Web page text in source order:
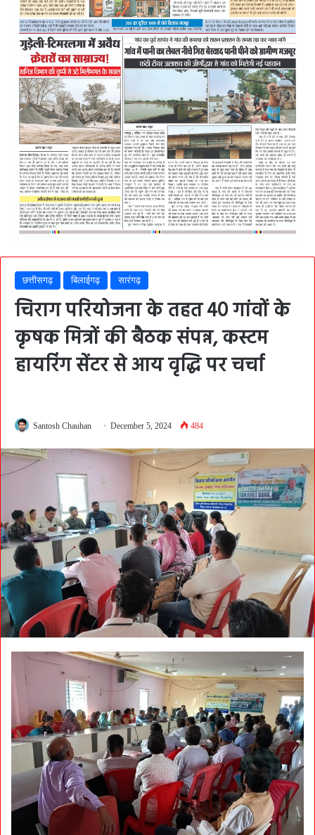
छत्तीसगढ़ बिलाईगढ़ सारंगढ़
चिराग परियोजना के तहत 40 गांवों के
कृषक मित्रों की बैठक संपन्न, कस्टम
हायरिंग सेंटर से आय वृद्धि पर चर्चा
Santosh Chauhan December 5, 2024 484